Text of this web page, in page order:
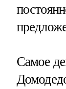
Самое